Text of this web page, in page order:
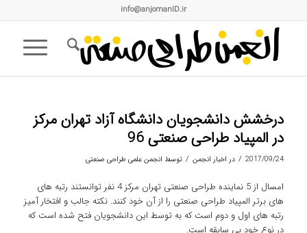
info@anjomanID.ir
درخشش دانشجویان دانشگاه آزاد تهران مرکز
در المپیاد طراحی صنعتی 96
2017/09/24
/ در اخبار انجمن / توسط انجمن علمی طراحی صنعتی
امسال از 5 نماینده طراحی صنعتی تهران مرکز 4 نفر توانستند رتبه های
های برتر المپیاد طراحی صنعتی را از آن خود کنند. نکته جالب و افتخار آمیز
رتبه های اول و دوم است که به توسط این دانشجویان فتح شده است که
در نوع خود بی سابقه است.